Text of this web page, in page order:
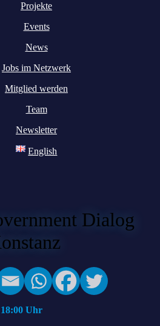
Projekte
Events
News
Jobs im Netzwerk
Mitglied werden
Team
Newsletter
English
Dialog
18:00